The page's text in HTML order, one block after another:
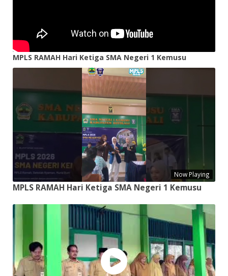
MPLS RAMAH Hari Ketiga SMA Negeri 1 Kemusu
Now Playing
MPLS RAMAH Hari Ketiga SMA Negeri 1 Kemusu